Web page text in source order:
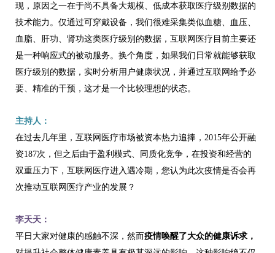
现，原因之一在于尚不具备大规模、低成本获取医疗级别数据的
技术能力。仅通过可穿戴设备，我们很难采集类似血糖、血压、
血脂、肝功、肾功这类医疗级别的数据，互联网医疗目前主要还
是一种响应式的被动服务。换个角度，如果我们日常就能够获取
医疗级别的数据，实时分析用户健康状况，并通过互联网给予必
要、精准的干预，这才是一个比较理想的状态。
主持人：
在过去几年里，互联网医疗市场被资本热力追捧，2015年公开融
资187次，但之后由于盈利模式、同质化竞争，在投资和经营的
双重压力下，互联网医疗进入遇冷期，您认为此次疫情是否会再
次推动互联网医疗产业的发展？
李天天：
平日大家对健康的感触不深，然而疫情唤醒了大众的健康诉求，